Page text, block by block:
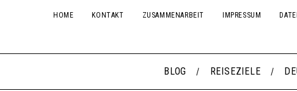
HOME KONTAKT ZUSAMMENARBEIT IMPRESSUM
BLOG REISEZIELE